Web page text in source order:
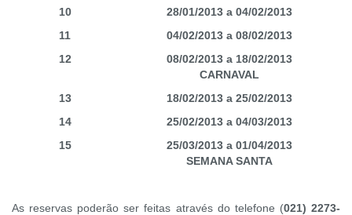
10
28/01/2013 a 04/02/2013
11
04/02/2013 a 08/02/2013
12
08/02/2013 a 18/02/2013
CARNAVAL
13
18/02/2013 a 25/02/2013
14
25/02/2013 a 04/03/2013
15
25/03/2013 a 01/04/2013
SEMANA SANTA
As reservas poderão ser feitas através do telefone (021) 2273-